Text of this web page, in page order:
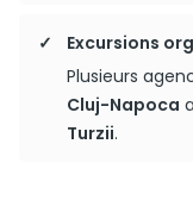
Excursions
Plusieurs
Cluj-Napoca
Turzii.